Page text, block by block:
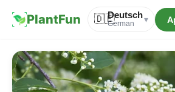
PlantFun 🇩🇪Deutsch
German ▾